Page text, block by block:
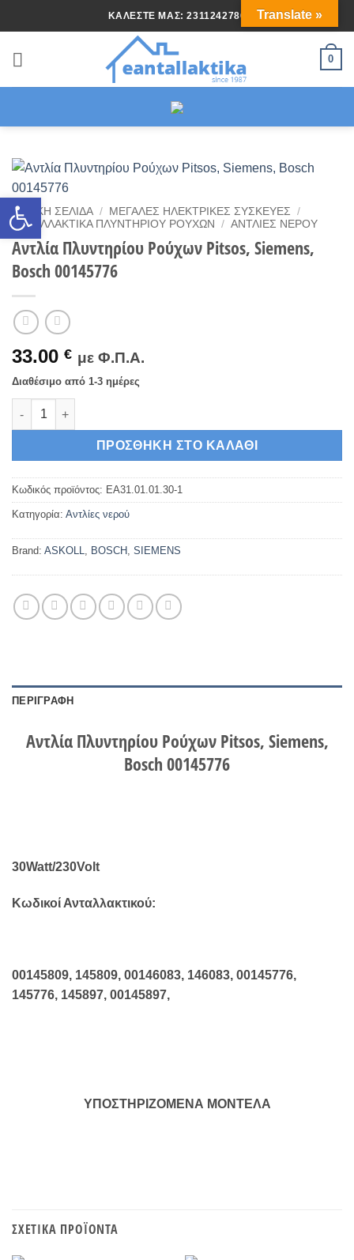
στο
ΚΑΛΈΣΤΕ ΜΑΣ: 2311242786
0
ΑΡΧΙΚΉ ΣΕΛΊΔΑ / ΜΕΓΆΛΕΣ ΗΛΕΚΤΡΙΚΈΣ ΣΥΣΚΕΥΈΣ
/
ΑΝΤΑΛΛΑΚΤΙΚΆ ΠΛΥΝΤΉΡΙΟΎ ΡΟΎΧΩΝ
/ ΑΝΤΛΊΕΣ ΝΕΡΟΎ
Αντλία Πλυντηρίου Ρούχων Pitsos, Siemens,
Bosch 00145776
33.00 € με Φ.Π.Α.
Διαθέσιμο από 1-3 ημέρες
Αντλία Πλυντηρίου Ρούχων Pitsos, Siemens, Bosch 00145776
ΠΡΟΣΘΉΚΗ ΣΤΟ ΚΑΛΆΘΙ
Κωδικός προϊόντος: EA31.01.01.30-1
Κατηγορία: Αντλίες νερού
Brand: ASKOLL, BOSCH , SIEMENS
ΠΕΡΙΓΡΑΦΉ
Αντλία Πλυντηρίου Ρούχων Pitsos, Siemens,
Bosch 00145776
30Watt/230Volt
Κωδικοί Ανταλλακτικού:
00145809, 145809, 00146083, 146083, 00145776,
145776, 145897, 00145897,
ΥΠΟΣΤΗΡΙΖΟΜΕΝΑ ΜΟΝΤΕΛΑ
ΣΧΕΤΙΚΆ ΠΡΟΪΌΝΤΑ
Translate »
Ανοίξτε τη γραμμή εργαλείων